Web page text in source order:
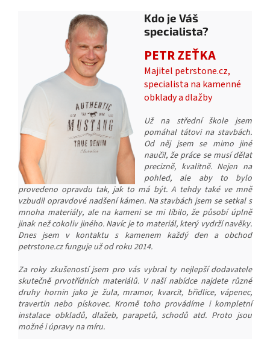
Kdo je Váš
specialista?
PETR ZEŤKA
Majitel petrstone.cz,
specialista na kamenné
obklady a dlažby
Už na střední škole jsem
pomáhal tátovi na stavbách.
Od něj jsem se mimo jiné
naučil, že práce se musí dělat
precizně, kvalitně. Nejen na
pohled, ale aby to bylo
provedeno opravdu tak, jak to má být. A tehdy také ve mně
vzbudil opravdové nadšení kámen. Na stavbách jsem se setkal s
mnoha materiály, ale na kameni se mi líbilo, že působí úplně
jinak než cokoliv jiného. Navíc je to materiál, který vydrží navěky.
Dnes jsem v kontaktu s kamenem každý den a obchod
petrstone.cz funguje už od roku 2014.
Za roky zkušeností jsem pro vás vybral ty nejlepší dodavatele
skutečně prvotřídních materiálů. V naší nabídce najdete různé
druhy hornin jako je žula, mramor, kvarcit, břidlice, vápenec,
travertin nebo pískovec. Kromě toho provádíme i kompletní
instalace obkladů, dlažeb, parapetů, schodů atd. Proto jsou
možné i úpravy na míru.